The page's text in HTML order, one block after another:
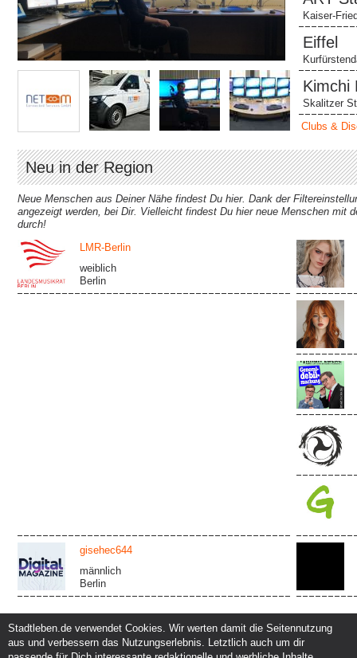
…
Kaiser-
Eiffel
Kimchi
Skalitzer
Clubs &
Neu in der Region
Neue Menschen aus Deiner Nähe findest Du hier. Dank der
angezeigt werden, bei Dir. Vielleicht findest Du hier neue Menschen mit
durch!
LMR-Berlin
weiblich
Berlin
gisehec644
männlich
Berlin
Service und Support Kunden und Partner
Stadtleben.de verwendet Cookies. Wir werten damit die Seitennutzung
aus und verbessern das Nutzungserlebnis. Letztlich auch um dir